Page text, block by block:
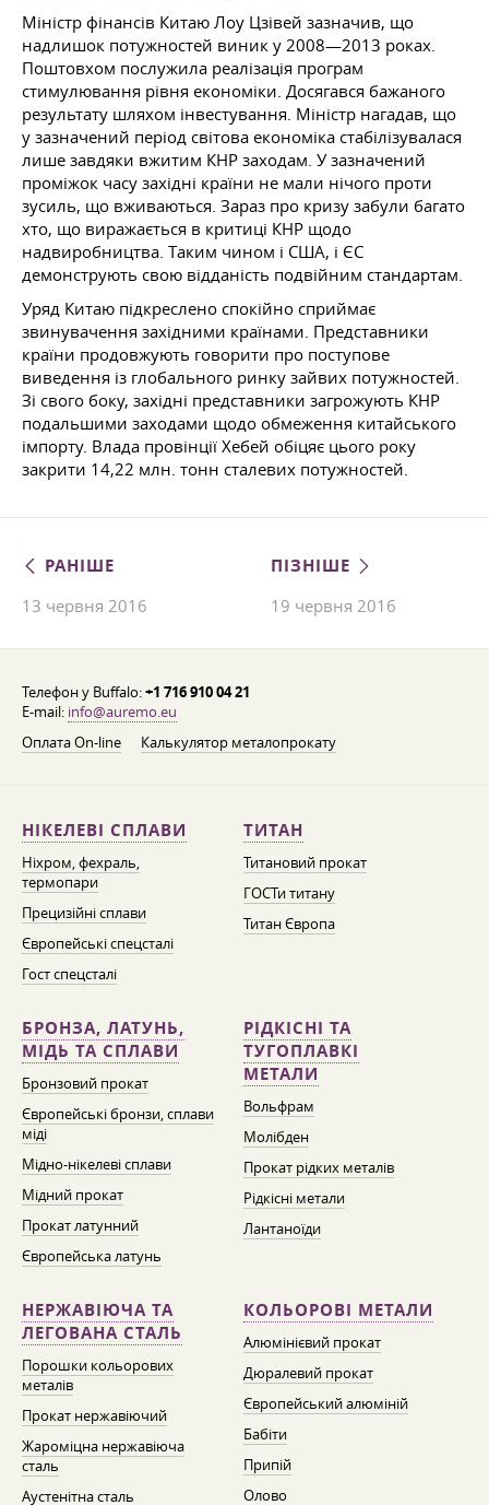
Міністр фінансів Китаю Лоу Цзівей зазначив, що
надлишок потужностей виник у 2008—2013 роках.
Поштовхом послужила реалізація програм
стимулювання рівня економіки. Досягався бажаного
результату шляхом інвестування. Міністр нагадав, що
у зазначений період світова економіка стабілізувалася
лише завдяки вжитим КНР заходам. У зазначений
проміжок часу західні країни не мали нічого проти
зусиль, що вживаються. Зараз про кризу забули багато
хто, що виражається в критиці КНР щодо
надвиробництва. Таким чином і США, і ЄС
демонструють свою відданість подвійним стандартам.
Уряд Китаю підкреслено спокійно сприймає
звинувачення західними країнами. Представники
країни продовжують говорити про поступове
виведення із глобального ринку зайвих потужностей.
Зі свого боку, західні представники загрожують КНР
подальшими заходами щодо обмеження китайського
імпорту. Влада провінції Хебей обіцяє цього року
закрити 14,22 млн. тонн сталевих потужностей.
РАНІШЕ
13 червня 2016
ПІЗНІШЕ
19 червня 2016
Телефон у Buffalo:+1 716 910 04 21
E-mail: info@auremo.eu
Оплата On-line
Калькулятор металопрокату
НІКЕЛЕВІ СПЛАВИ
Ніхром, фехраль,
термопари
Прецизійні сплави
Європейські спецсталі
Гост спецсталі
ТИТАН
Титановий прокат
ГОСТи титану
Титан Європа
БРОНЗА, ЛАТУНЬ,
МІДЬ ТА СПЛАВИ
Бронзовий прокат
Європейські бронзи, сплави
міді
Мідно-нікелеві сплави
Мідний прокат
Прокат латунний
Європейська латунь
РІДКІСНІ ТА
ТУГОПЛАВКІ
МЕТАЛИ
Вольфрам
Молібден
Прокат рідких металів
Рідкісні метали
Лантаноїди
НЕРЖАВІЮЧА ТА
ЛЕГОВАНА СТАЛЬ
Порошки кольорових
металів
Прокат нержавіючий
Жароміцна нержавіюча
сталь
Аустенітна сталь
КОЛЬОРОВІ МЕТАЛИ
Алюмінієвий прокат
Дюралевий прокат
Європейський алюміній
Бабіти
Припій
Олово